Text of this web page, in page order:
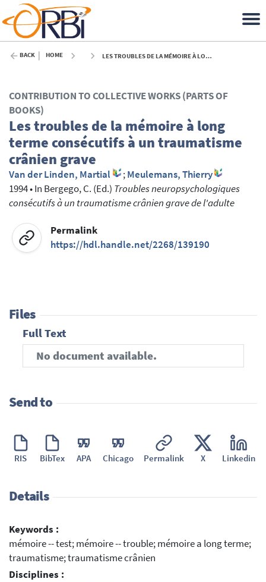
BACK HOME LES TROUBLES DE LA MÉMOIRE À LONG TERME CONSÉCUTIFS À UN TRAUMATISME CRÂNIEN GRAVE - 1994
CONTRIBUTION TO COLLECTIVE WORKS (PARTS OF
BOOKS)
Les troubles de la mémoire à long
terme consécutifs à un traumatisme
crânien grave
Van der Linden, Martial ;Meulemans, Thierry
1994•In Bergego, C. (Ed.) Troubles neuropsychologiques
consécutifs à un traumatisme crânien grave de l'adulte
Permalink
https://hdl.handle.net/2268/139190
Files
Full Text
No document available.
Send to
RIS BibTex APA Chicago Permalink X Linkedin
Details
Keywords :
mémoire -- test; mémoire -- trouble; mémoire a long terme;
traumatisme; traumatisme crânien
Disciplines :